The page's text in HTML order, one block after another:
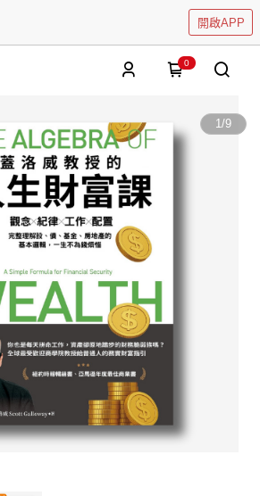
開啟APP
0
1/9